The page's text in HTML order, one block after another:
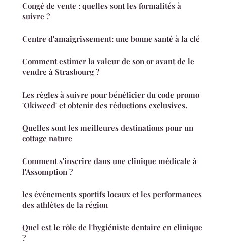
Congé de vente : quelles sont les formalités à
suivre ?
Centre d'amaigrissement: une bonne santé à la clé
Comment estimer la valeur de son or avant de le
vendre à Strasbourg ?
Les règles à suivre pour bénéficier du code promo
'Okiweed' et obtenir des réductions exclusives.
Quelles sont les meilleures destinations pour un
cottage nature
Comment s'inscrire dans une clinique médicale à
l'Assomption ?
les événements sportifs locaux et les performances
des athlètes de la région
Quel est le rôle de l'hygiéniste dentaire en clinique
?